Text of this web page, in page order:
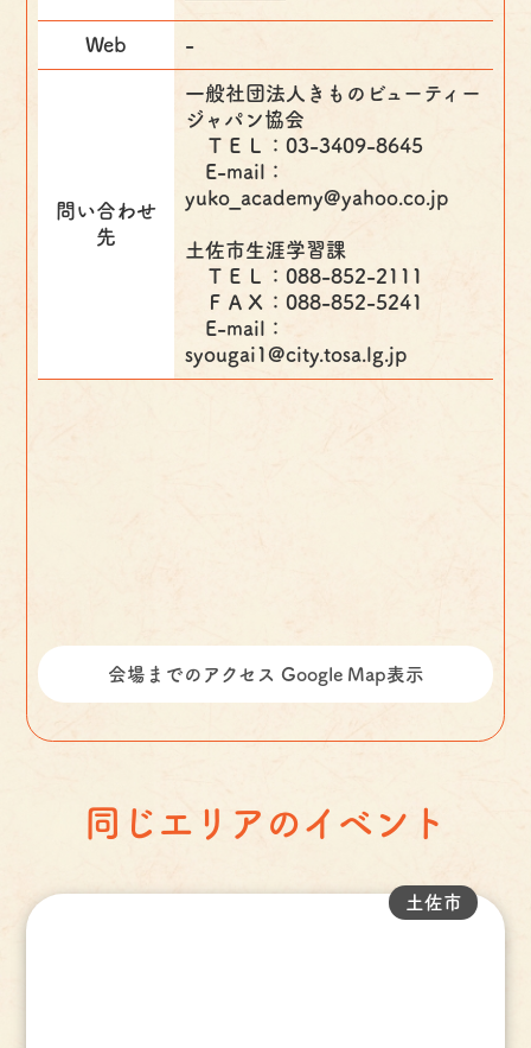
Web -
問い合わせ
先
一般社団法人きものビューティー
ジャパン協会
ＴＥＬ：03-3409-8645
E-mail：
yuko_academy@yahoo.co.jp
土佐市生涯学習課
ＴＥＬ：088-852-2111
ＦＡＸ：088-852-5241
E-mail：
syougai1@city.tosa.lg.jp
会場までのアクセス Google Map表示
同じエリアのイベント
土佐市